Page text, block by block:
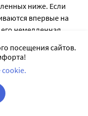
ниже. Если
впервые на
немедленная
время или в
время или в
или
посещения сайтов.
cookie.